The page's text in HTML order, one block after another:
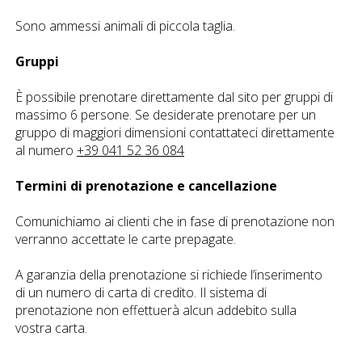
Sono ammessi animali di piccola taglia.
Gruppi
È possibile prenotare direttamente dal sito per gruppi di
massimo 6 persone. Se desiderate prenotare per un
gruppo di maggiori dimensioni contattateci direttamente
al numero +39 041 52 36 084
Termini di prenotazione e cancellazione
Comunichiamo ai clienti che in fase di prenotazione non
verranno accettate le carte prepagate.
A garanzia della prenotazione si richiede l’inserimento
di un numero di carta di credito. Il sistema di
prenotazione non effettuerà alcun addebito sulla
vostra carta.